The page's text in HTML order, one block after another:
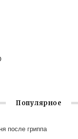
Популярное
после гриппа